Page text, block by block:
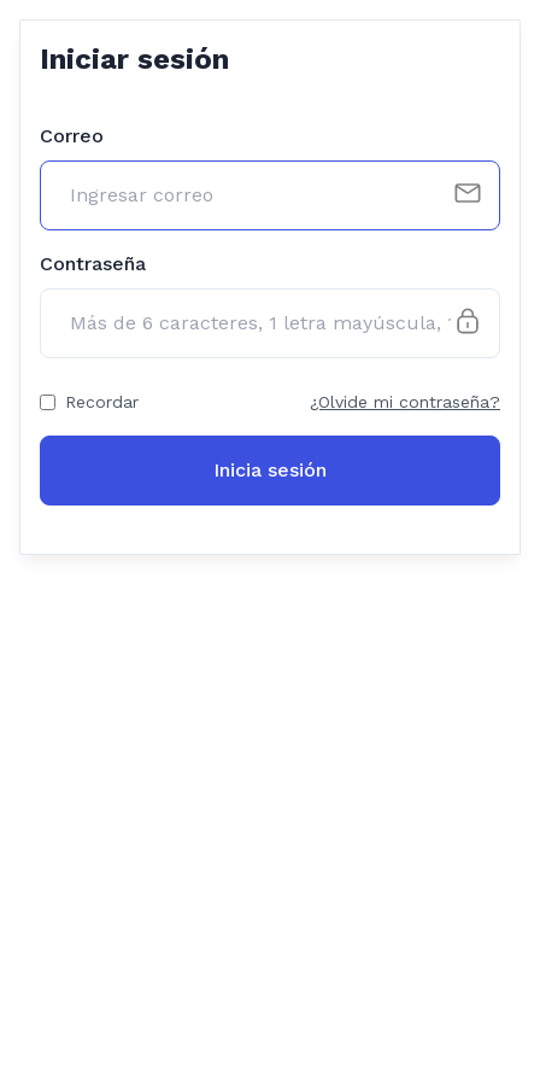
Iniciar sesión
Correo
Contraseña
Recordar ¿Olvide mi contraseña?